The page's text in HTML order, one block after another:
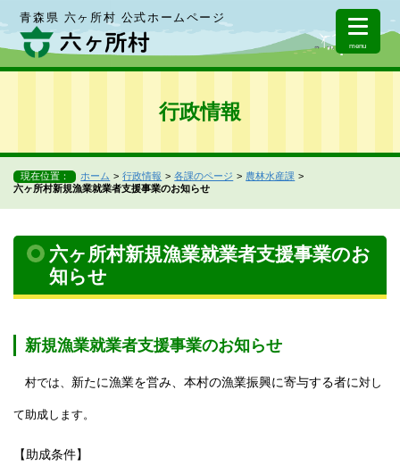
青森県 六ヶ所村 公式ホームページ
menu
行政情報
現在位置： ホーム 行政情報 各課のページ
農林水産課
六ヶ所村新規漁業就業者支援事業のお知らせ
六ヶ所村新規漁業就業者支援事業のお
知らせ
新規漁業就業者支援事業のお知らせ
村では、 新たに漁業を営み、本村の漁業振興に寄与する者に対し
て助成します。
【助成条件】